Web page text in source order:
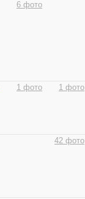
6 фото
1 фото 1 фото
42 фото